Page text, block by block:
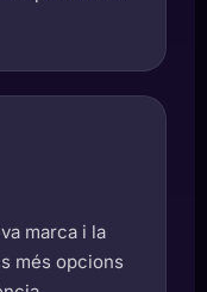
marca i la
més opcions